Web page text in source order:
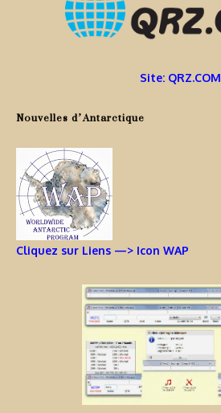
Site: QRZ.COM
Nouvelles d’Antarctique
Cliquez sur Liens —> Icon WAP